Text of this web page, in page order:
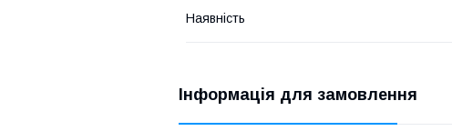
Наявність
Інформація для замовлення